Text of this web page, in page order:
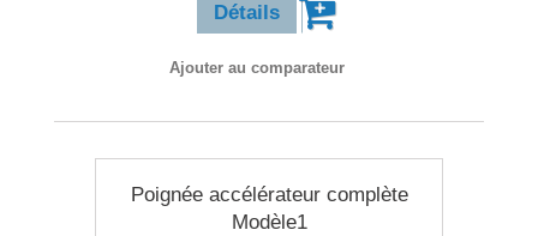
Détails
Ajouter au comparateur
Poignée accélérateur complète
Modèle1